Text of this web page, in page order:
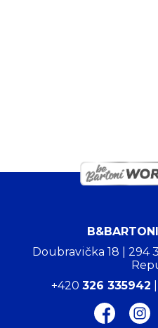
Doubravička 18 | 294
+420 326 335942